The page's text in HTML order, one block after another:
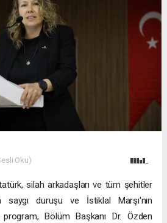
Oku)
silah arkadaşları ve tüm şehitler
saygı duruşu ve İstiklal Marşı'nın
program, Bölüm Başkanı Dr. Özden